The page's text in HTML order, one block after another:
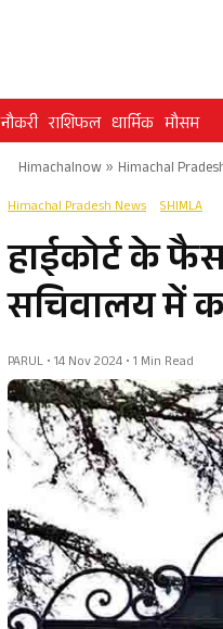
नौकरी राशिफल धार्मिक मौसम
Himachalnow» Himachal
Himachal Pradesh News SHIMLA
हाईकोर्ट के
सचिवालय में
PARUL • 14 Nov 2024 • 1 Min Read